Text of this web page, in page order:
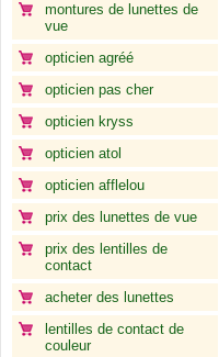
montures de lunettes de
vue
opticien agréé
opticien pas cher
opticien kryss
opticien atol
opticien afflelou
prix des lunettes de vue
prix des lentilles de
contact
acheter des lunettes
lentilles de contact de
couleur